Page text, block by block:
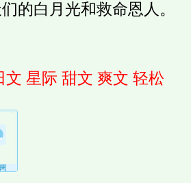
的白月光和救命恩人。
文 星际 甜文 爽文 轻松